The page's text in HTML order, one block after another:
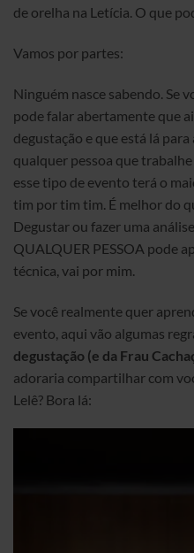
de orelha na Letícia. O que
Vamos por partes:
Ninguém nasce sabendo. Se
pode falar abertamente que
degustação e que está lá
qualquer pessoa que
esse tipo de evento terá o
tim por tim tim. É melhor do
Degustar ou fazer uma
QUALQUER PESSOA pode
técnica, vai por mim.
Se você realmente quer
evento, aqui vão algumas
degustação (e da Frau
adoraria compartilhar com
Lelê? Bora lá: